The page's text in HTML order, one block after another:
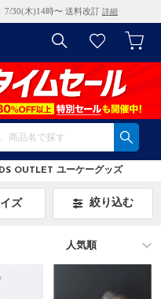
7/30(木)14時〜 送料改訂 詳細
OUTLET ユーケーグッズ
ズ 絞り込む